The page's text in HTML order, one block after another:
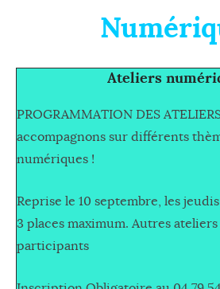
Ateliers
PROGRAMMATION DES
accompagnons sur différents
numériques !
Reprise le 10 septembre, les
3 places maximum. Autres
participants